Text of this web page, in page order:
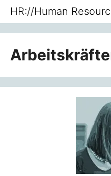
Zum
springen
HR://Human